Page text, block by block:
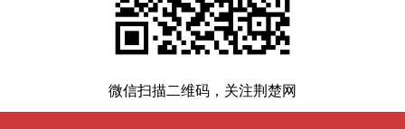
微信扫描二维码，关注荆楚网